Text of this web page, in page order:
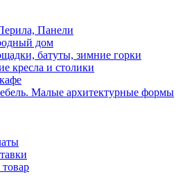
Панели
дом
батуты, зимние горки
кресла и столики
Малые архитектурные формы